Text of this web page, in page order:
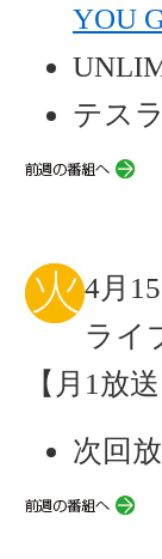
YOU
テス
4月
ライ
【月1放
次回